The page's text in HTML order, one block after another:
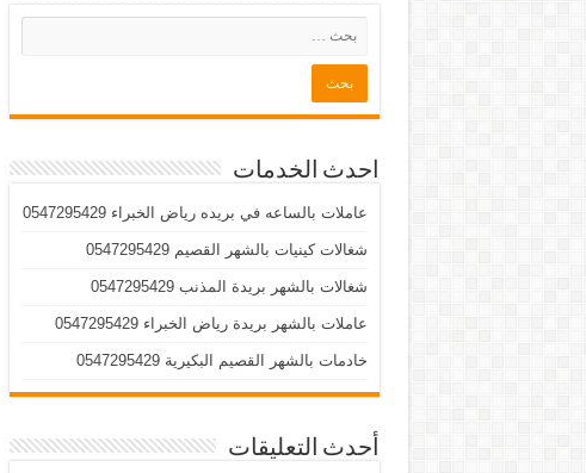
احدث الخدمات
عاملات بالساعه في بريده رياض الخبراء 0547295429
شغالات كينيات بالشهر القصيم 0547295429
شغالات بالشهر بريدة المذنب 0547295429
عاملات بالشهر بريدة رياض الخبراء 0547295429
خادمات بالشهر القصيم البكيرية 0547295429
أحدث التعليقات